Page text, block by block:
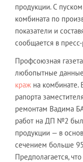
продукции. С
комбината по
показатели и
сообщается в
Профсоюзная
любопытные
краж на комбинате.
рапорта
ремонтам Вадима
работ на ДП №2
продукции — в
сечением больше
Предполагается,